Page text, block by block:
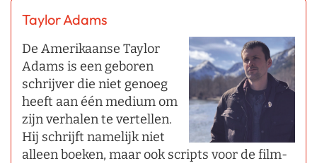
Taylor Adams
De Amerikaanse Taylor
Adams is een geboren
schrijver die niet genoeg
heeft aan één medium om
zijn verhalen te vertellen.
Hij schrijft namelijk niet
alleen boeken, maar ook scripts voor de film-